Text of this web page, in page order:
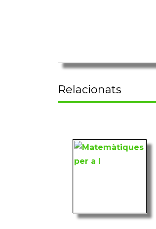
Relacionats